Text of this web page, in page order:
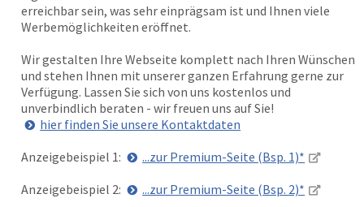
erreichbar sein, was sehr einprägsam ist und Ihnen viele
Werbemöglichkeiten eröffnet.
Wir gestalten Ihre Webseite komplett nach Ihren Wünschen
und stehen Ihnen mit unserer ganzen Erfahrung gerne zur
Verfügung. Lassen Sie sich von uns kostenlos und
unverbindlich beraten - wir freuen uns auf Sie!
hier finden Sie unsere Kontaktdaten
Anzeigebeispiel 1:
...zur Premium-Seite (Bsp. 1)*
Anzeigebeispiel 2:
...zur Premium-Seite (Bsp. 2)*